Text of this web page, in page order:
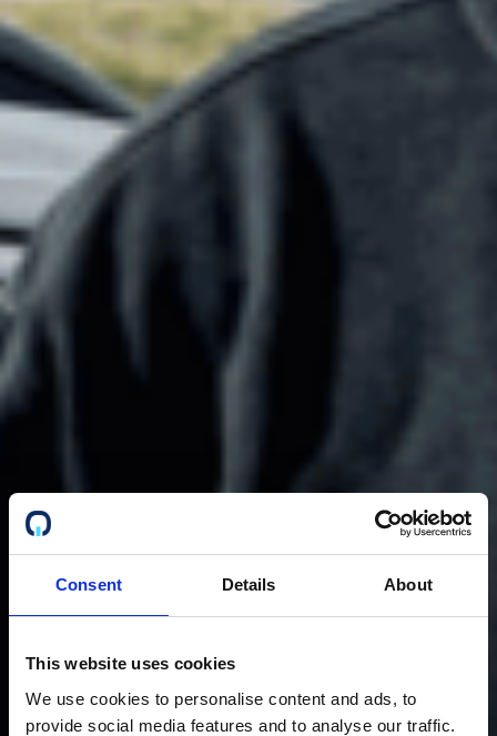
Consent Details About
This website uses cookies
We use cookies to personalise content and ads, to
provide social media features and to analyse our traffic.